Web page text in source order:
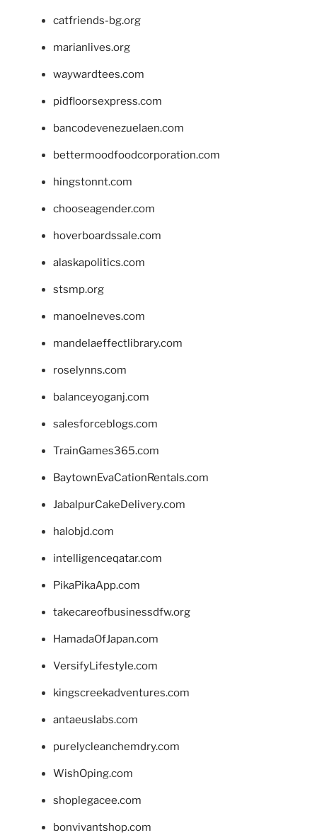
catfriends-bg.org
marianlives.org
waywardtees.com
pidfloorsexpress.com
bancodevenezuelaen.com
bettermoodfoodcorporation.com
hingstonnt.com
chooseagender.com
hoverboardssale.com
alaskapolitics.com
stsmp.org
manoelneves.com
mandelaeffectlibrary.com
roselynns.com
balanceyoganj.com
salesforceblogs.com
TrainGames365.com
BaytownEvaCationRentals.com
JabalpurCakeDelivery.com
halobjd.com
intelligenceqatar.com
PikaPikaApp.com
takecareofbusinessdfw.org
HamadaOfJapan.com
VersifyLifestyle.com
kingscreekadventures.com
antaeuslabs.com
purelycleanchemdry.com
WishOping.com
shoplegacee.com
bonvivantshop.com